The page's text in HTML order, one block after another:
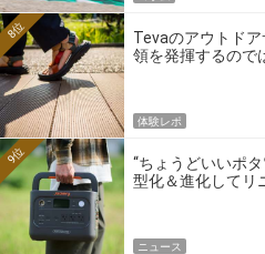
Tevaのアウトド
領を発揮するので
8位
体験レポ
“ちょうどいいポ
型化＆進化してリ
9位
ニュース